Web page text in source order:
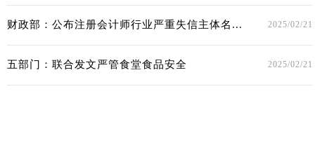
财政部：公布注册会计师行业严重失信主体名... 2025/02/21
五部门：联合发文严管食堂食品安全 2025/02/21